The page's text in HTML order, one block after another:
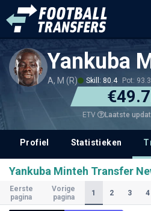
Yankuba
A, M (R) Skill: 80.4 Pot: 93.3
ETV Laatste
Profiel Statistieken
Yankuba Minteh Transfer
Eerste
pagina
Vorige
pagina
1 (Huidige)
2 3 4